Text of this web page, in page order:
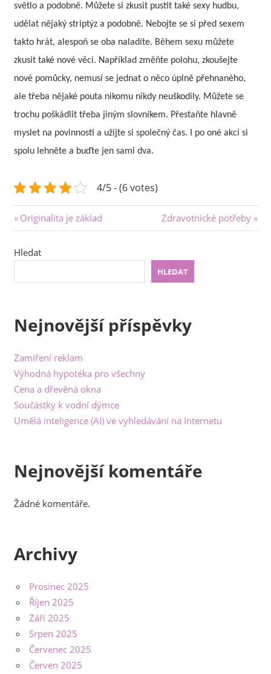
světlo a podobně. Můžete si zkusit pustit také sexy hudbu,
udělat nějaký striptýz a podobně. Nebojte se si před sexem
takto hrát, alespoň se oba naladíte. Během sexu můžete
zkusit také nové věci. Například změňte polohu, zkoušejte
nové pomůcky, nemusí se jednat o něco úplně přehnaného,
ale třeba nějaké pouta nikomu nikdy neuškodily. Můžete se
trochu poškádlit třeba jiným slovníkem. Přestaňte hlavně
myslet na povinnosti a užijte si společný čas. I po oné akci si
spolu lehněte a buďte jen sami dva.
4/5 - (6 votes)
Navigace
pro
příspěvek
Previous
Post:
Originalita je základ
Next
Post:
Zdravotnické potřeby
Hledat
HLEDAT
Nejnovější příspěvky
Zamíření reklam
Výhodná hypotéka pro všechny
Cena a dřevěná okna
Součástky k vodní dýmce
Umělá inteligence (AI) ve vyhledávání na Internetu
Nejnovější komentáře
Žádné komentáře.
Archivy
Prosinec 2025
Říjen 2025
Září 2025
Srpen 2025
Červenec 2025
Červen 2025